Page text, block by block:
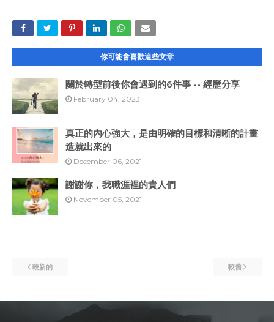
你可能會喜歡這些文章
關於轉型前後你會遇到的6件事 -- 經歷分享
February 04, 2023
真正的內心強大，是由明確的目標和清晰的計畫
造就出來的
December 06, 2021
謝謝你，我職涯裡的貴人們
November 05, 2021
較新的 較舊